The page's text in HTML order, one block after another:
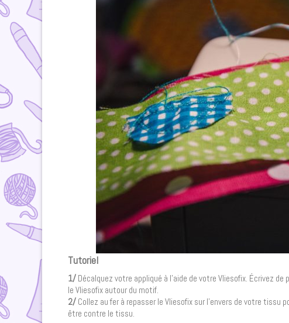
Tutoriel
1/ Décalquez votre appliqué à l’aide de votre Vliesofix. Écrivez
le Vliesofix autour du motif.
2/ Collez au fer à repasser le Vliesofix sur l’envers de votre
être contre le tissu.